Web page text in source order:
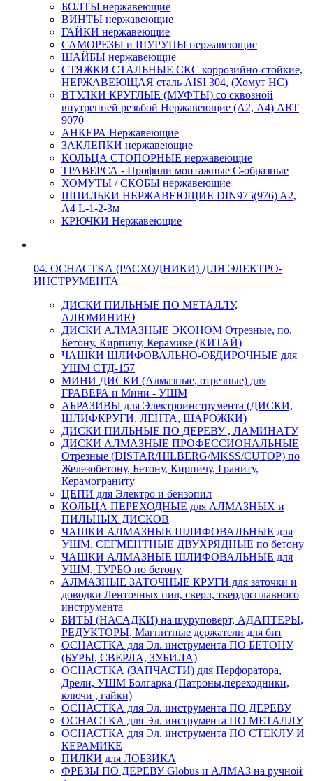
БОЛТЫ нержавеющие
ВИНТЫ нержавеющие
ГАЙКИ нержавеющие
САМОРЕЗЫ и ШУРУПЫ нержавеющие
ШАЙБЫ нержавеющие
СТЯЖКИ СТАЛЬНЫЕ СКС коррозийно-стойкие,
НЕРЖАВЕЮЩАЯ сталь AISI 304, (Хомут НС)
ВТУЛКИ КРУГЛЫЕ (МУФТЫ) со сквозной
внутренней резьбой Нержавеющие (А2, А4) ART
9070
АНКЕРА Нержавеющие
ЗАКЛЕПКИ нержавеющие
КОЛЬЦА СТОПОРНЫЕ нержавеющие
ТРАВЕРСА - Профили монтажные С-образные
ХОМУТЫ / СКОБЫ нержавеющие
ШПИЛЬКИ НЕРЖАВЕЮЩИЕ DIN975(976) A2,
А4 L-1-2-3м
КРЮЧКИ Нержавеющие
04. ОСНАСТКА (РАСХОДНИКИ) ДЛЯ ЭЛЕКТРО-
ИНСТРУМЕНТА
ДИСКИ ПИЛЬНЫЕ ПО МЕТАЛЛУ,
АЛЮМИНИЮ
ДИСКИ АЛМАЗНЫЕ ЭКОНОМ Отрезные, по,
Бетону, Кирпичу, Керамике (КИТАЙ)
ЧАШКИ ШЛИФОВАЛЬНО-ОБДИРОЧНЫЕ для
УШМ СТД-157
МИНИ ДИСКИ (Алмазные, отрезные) для
ГРАВЕРА и Мини - УШМ
АБРАЗИВЫ для Электроинструмента (ДИСКИ,
ШЛИФКРУГИ, ЛЕНТА, ШАРОЖКИ)
ДИСКИ ПИЛЬНЫЕ ПО ДЕРЕВУ , ЛАМИНАТУ
ДИСКИ АЛМАЗНЫЕ ПРОФЕССИОНАЛЬНЫЕ
Отрезные (DISTAR/HILBERG/MKSS/CUTOP) по
Железобетону, Бетону, Кирпичу, Граниту,
Керамограниту
ЦЕПИ для Электро и бензопил
КОЛЬЦА ПЕРЕХОДНЫЕ для АЛМАЗНЫХ и
ПИЛЬНЫХ ДИСКОВ
ЧАШКИ АЛМАЗНЫЕ ШЛИФОВАЛЬНЫЕ для
УШМ, СЕГМЕНТНЫЕ ДВУХРЯДНЫЕ по бетону
ЧАШКИ АЛМАЗНЫЕ ШЛИФОВАЛЬНЫЕ для
УШМ, ТУРБО по бетону
АЛМАЗНЫЕ ЗАТОЧНЫЕ КРУГИ для заточки и
доводки Ленточных пил, сверл, твердосплавного
инструмента
БИТЫ (НАСАДКИ) на шуруповерт, АДАПТЕРЫ,
РЕДУКТОРЫ, Магнитные держатели для бит
ОСНАСТКА для Эл. инструмента ПО БЕТОНУ
(БУРЫ, СВЕРЛА, ЗУБИЛА)
ОСНАСТКА (ЗАПЧАСТИ) для Перфоратора,
Дрели, УШМ Болгарка (Патроны,переходники,
ключи , гайки)
ОСНАСТКА для Эл. инструмента ПО ДЕРЕВУ
ОСНАСТКА для Эл. инструмента ПО МЕТАЛЛУ
ОСНАСТКА для Эл. инструмента ПО СТЕКЛУ И
КЕРАМИКЕ
ПИЛКИ для ЛОБЗИКА
ФРЕЗЫ ПО ДЕРЕВУ Globus и АЛМАЗ на ручной